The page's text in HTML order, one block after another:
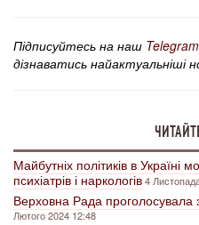
Підписуйтесь на наш
дізнаватись найактуальніші
Майбутніх політиків в Україні
психіатрів і наркологів4
Верховна Рада проголосувала
Лютого 2024 12:48